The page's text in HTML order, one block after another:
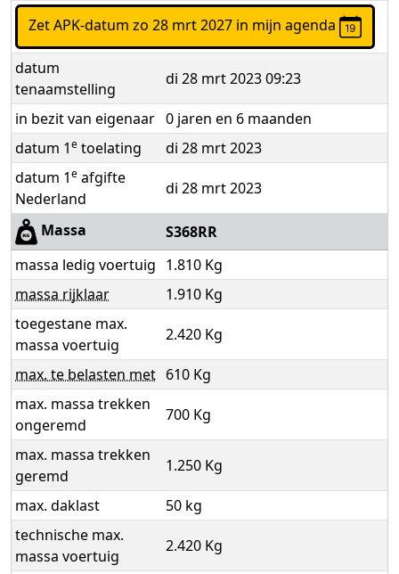
Zet APK-datum zo 28 mrt 2027 in mijn agenda
datum
tenaamstelling
di 28 mrt 2023 09:23
in bezit van eigenaar 0 jaren en 6 maanden
datum 1e toelating
di 28 mrt 2023
datum 1e afgifte
Nederland
di 28 mrt 2023
Massa
S368RR
massa ledig voertuig 1.810 Kg
massa rijklaar
1.910 Kg
toegestane max.
massa voertuig
2.420 Kg
max. te belasten met 610 Kg
max. massa trekken
ongeremd
700 Kg
max. massa trekken
geremd
1.250 Kg
max. daklast
50 kg
technische max.
massa voertuig
2.420 Kg